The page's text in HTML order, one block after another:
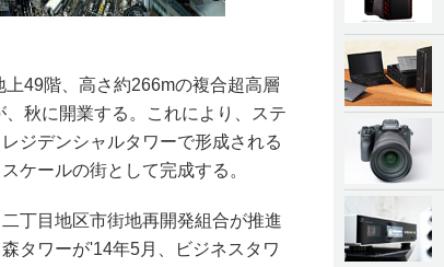
49階、高さ約266mの複合超高層
秋に開業する。これにより、ステ
ジデンシャルタワーで形成される
ケールの街として完成する。
丁目地区市街地再開発組合が推進
タワーが'14年5月、ビジネスタワ